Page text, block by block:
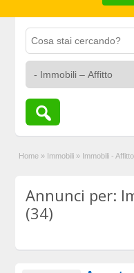
Home » Immobili » Immobili - Affitto
Annunci per:
(34)